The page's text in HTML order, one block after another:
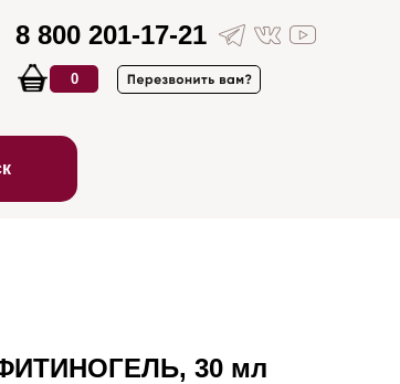
8 800 201-17-21
0
30 мл